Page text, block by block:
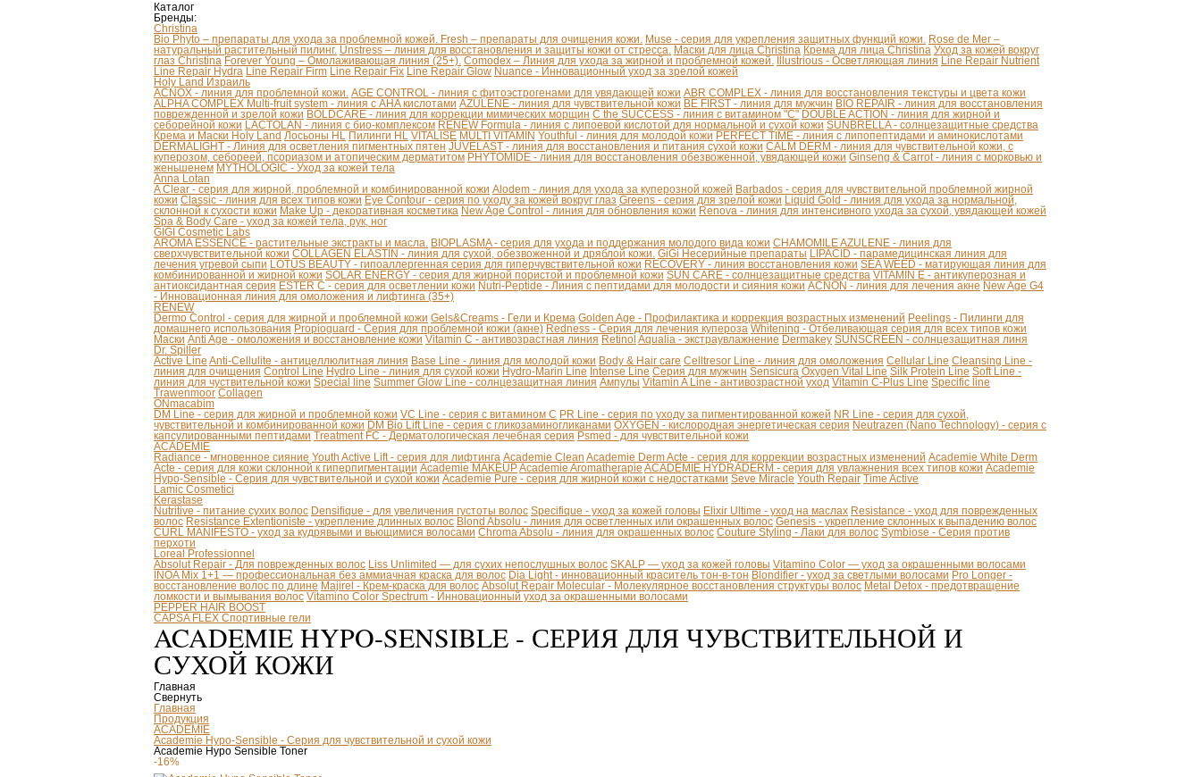
Каталог
Бренды:
Christina
Bio Phyto – препараты для ухода за проблемной кожей. Fresh – препараты для очищения кожи. Muse - серия для укрепления защитных функций кожи. Rose de Mer –
натуральный растительный пилинг. Unstress – линия для восстановления и защиты кожи от стресса. Маски для лица Christina Крема для лица Christina Уход за кожей вокруг
глаз Christina Forever Young – Омолаживающая линия (25+). Comodex – Линия для ухода за жирной и проблемной кожей. Illustrious - Осветляющая линия Line Repair Nutrient
Line Repair Hydra Line Repair Firm Line Repair Fix Line Repair Glow Nuance - Инновационный уход за зрелой кожей
Holy Land Израиль
ACNOX - линия для проблемной кожи. AGE CONTROL - линия с фитоэстрогенами для увядающей кожи ABR COMPLEX - линия для восстановления текстуры и цвета кожи
ALPHA COMPLEX Multi-fruit system - линия с AHA кислотами AZULENE - линия для чувствительной кожи BE FIRST - линия для мужчин BIO REPAIR - линия для восстановления
поврежденной и зрелой кожи BOLDCARE - линия для коррекции мимических морщин C the SUCCESS - линия с витамином "С" DOUBLE ACTION - линия для жирной и
себорейной кожи LACTOLAN - линия с био-комплексом RENEW Formula - линия с липоевой кислотой для нормальной и сухой кожи SUNBRELLA - солнцезащитные средства
Крема и Маски Holy Land Лосьоны HL Пилинги HL VITALISE MULTI VITAMIN Youthful - линия для молодой кожи PERFECT TIME - линия с липопептидами и аминокислотами
DERMALIGHT - Линия для осветления пигментных пятен JUVELAST - линия для восстановления и питания сухой кожи CALM DERM - линия для чувствительной кожи, с
куперозом, себореей, псориазом и атопическим дерматитом PHYTOMIDE - линия для восстановления обезвоженной, увядающей кожи Ginseng & Carrot - линия с морковью и
женьшенем MYTHOLOGIC - Уход за кожей тела
Anna Lotan
A Clear - серия для жирной, проблемной и комбинированной кожи Alodem - линия для ухода за куперозной кожей Barbados - серия для чувствительной проблемной жирной
кожи Classic - линия для всех типов кожи Eye Contour - серия по уходу за кожей вокруг глаз Greens - серия для зрелой кожи Liquid Gold - линия для ухода за нормальной,
склонной к сухости кожи Make Up - декоративная косметика New Age Control - линия для обновления кожи Renova - линия для интенсивного ухода за сухой, увядающей кожей
Spa & Body Care - уход за кожей тела, рук, ног
GIGI Cosmetic Labs
AROMA ESSENCE - растительные экстракты и масла. BIOPLASMA - серия для ухода и поддержания молодого вида кожи CHAMOMILE AZULENE - линия для
сверхчувствительной кожи COLLAGEN ELASTIN - линия для сухой, обезвоженной и дряблой кожи. GiGi Несерийные препараты LIPACID - парамедицинская линия для
лечения угревой сыпи LOTUS BEAUTY - гипоаллергенная серия для гиперчувствительной кожи RECOVERY - линия восстановления кожи SEA WEED - матирующая линия для
комбинированной и жирной кожи SOLAR ENERGY - серия для жирной пористой и проблемной кожи SUN CARE - солнцезащитные средства VITAMIN E - антикуперозная и
антиоксидантная серия ESTER C - серия для осветлении кожи Nutri-Peptide - Линия с пептидами для молодости и сияния кожи ACNON - линия для лечения акне New Age G4
- Инновационная линия для омоложения и лифтинга (35+)
RENEW
Dermo Control - серия для жирной и проблемной кожи Gels&Creams - Гели и Крема Golden Age - Профилактика и коррекция возрастных изменений Peelings - Пилинги для
домашнего использования Propioguard - Серия для проблемной кожи (акне) Redness - Серия для лечения купероза Whitening - Отбеливающая серия для всех типов кожи
Маски Anti Age - омоложения и восстановление кожи Vitamin C - антивозрастная линия Retinol Aqualia - экстраувлажнение Dermakey SUNSCREEN - солнцезащитная линя
Dr. Spiller
Active Line Anti-Cellulite - антицеллюлитная линия Base Line - линия для молодой кожи Body & Hair care Celltresor Line - линия для омоложения Cellular Line Cleansing Line -
линия для очищения Control Line Hydro Line - линия для сухой кожи Hydro-Marin Line Intense Line Серия для мужчин Sensicura Oxygen Vital Line Silk Protein Line Soft Line -
линия для чуствительной кожи Special line Summer Glow Line - солнцезащитная линия Ампулы Vitamin A Line - антивозрастной уход Vitamin C-Plus Line Specific line
Trawenmoor Collagen
ONmacabim
DM Line - серия для жирной и проблемной кожи VC Line - серия с витамином С PR Line - серия по уходу за пигментированной кожей NR Line - серия для сухой,
чувствительной и комбинированной кожи DM Bio Lift Line - cерия с гликозаминогликанами OXYGEN - кислородная энергетическая серия Neutrazen (Nano Technology) - серия с
капсулированными пептидами Treatment FC - Дерматологическая лечебная серия Psmed - для чувствительной кожи
ACADEMIE
Radiance - мгновенное сияние Youth Active Lift - серия для лифтинга Academie Clean Academie Derm Acte - серия для коррекции возрастных изменений Academie White Derm
Acte - серия для кожи склонной к гиперпигментации Academie MAKEUPAcademie Aromatherapie ACADEMIE HYDRADERM - серия для увлажнения всех типов кожи Academie
Hypo-Sensible - Серия для чувствительной и сухой кожи Academie Pure - серия для жирной кожи с недостатками Seve Miracle Youth Repair Time Active
Lamic Cosmetici
Kerastase
Nutritive - питание сухих волос Densifique - для увеличения густоты волос Specifique - уход за кожей головы Elixir Ultime - уход на маслах Resistance - уход для поврежденных
волос Resistance Extentioniste - укрепление длинных волос Blond Absolu - линия для осветленных или окрашенных волос Genesis - укрепление склонных к выпадению волос
CURL MANIFESTO - уход за кудрявыми и вьющимися волосами Chroma Absolu - линия для окрашенных волос Couture Styling - Лаки для волос Symbiose - Серия против
перхоти
Loreal Professionnel
Absolut Repair - Для поврежденных волос Liss Unlimited — для сухих непослушных волос SKALP — уход за кожей головы Vitamino Color — уход за окрашенными волосами
INOA Mix 1+1 — профессиональная без аммиачная краска для волос Dia Light - инновационный краситель тон-в-тон Blondifier - уход за светлыми волосами Pro Longer -
восстановление волос по длине Majirel - Крем-краска для волос Absolut Repair Molecular - Молекулярное восстановления структуры волос Metal Detox - предотвращение
ломкости и вымывания волос Vitamino Color Spectrum - Инновационный уход за окрашенными волосами
PEPPER HAIR BOOST
CAPSA FLEX Спортивные гели
ACADEMIE HYPO-SENSIBLE - СЕРИЯ ДЛЯ ЧУВСТВИТЕЛЬНОЙ И
СУХОЙ КОЖИ
Главная
Свернуть
Главная
Продукция
ACADEMIE
Academie Hypo-Sensible - Серия для чувствительной и сухой кожи
Academie Hypo Sensible Toner
-16%